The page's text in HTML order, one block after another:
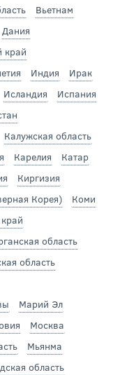
Вьетнам
Дания
край
Индия
Ирак
Исландия
Испания
Калужская область
Карелия
Катар
Киргизия
Корея)
Коми
область
область
Марий Эл
Москва
Мьянма
область